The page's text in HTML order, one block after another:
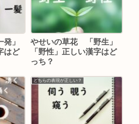
」
はど
やせいの草花 「野生」
「野性」正しい漢字はど
っち？
どちらの表現が正しい？